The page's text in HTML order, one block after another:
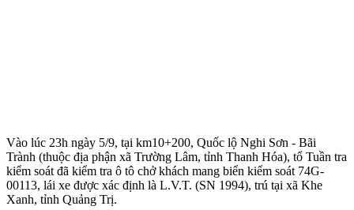
Vào lúc 23h ngày 5/9, tại km10+200, Quốc lộ Nghi Sơn - Bãi
Trành (thu‌ộc đị‌a phận xã Trường Lâm, tỉnh Thanh Hóa), tổ Tuần tra
kiểm soát đã kiểm tra ô tô chở khách mang biển kiểm soát 74G-
00113, lái xe được xác định là L.V.T. (SN 1994), trú tại xã Khe
Xanh, tỉnh Quảng Trị.